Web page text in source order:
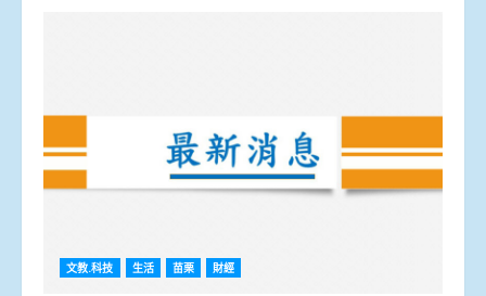
文教.科技 生活 苗栗 財經